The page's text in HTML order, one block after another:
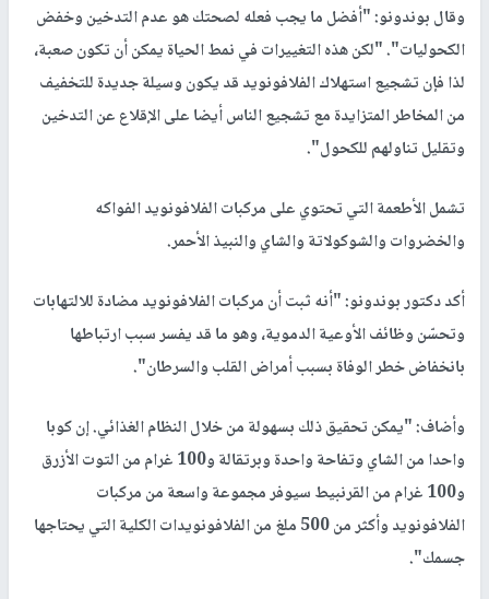
وقال بوندونو: "أفضل ما يجب فعله لصحتك هو عدم التدخين وخفض
الكحوليات". "لكن هذه التغييرات في نمط الحياة يمكن أن تكون صعبة،
لذا فإن تشجيع استهلاك الفلافونويد قد يكون وسيلة جديدة للتخفيف
من المخاطر المتزايدة مع تشجيع الناس أيضا على الإقلاع عن التدخين
وتقليل تناولهم للكحول".
تشمل الأطعمة التي تحتوي على مركبات الفلافونويد الفواكه
والخضروات والشوكولاتة والشاي والنبيذ الأحمر.
أكد دكتور بوندونو: "أنه ثبت أن مركبات الفلافونويد مضادة للالتهابات
وتحسّن وظائف الأوعية الدموية، وهو ما قد يفسر سبب ارتباطها
بانخفاض خطر الوفاة بسبب أمراض القلب والسرطان".
وأضاف: "يمكن تحقيق ذلك بسهولة من خلال النظام الغذائي. إن كوبا
واحدا من الشاي وتفاحة واحدة وبرتقالة و100 غرام من التوت الأزرق
و100 غرام من القرنبيط سيوفر مجموعة واسعة من مركبات
الفلافونويد وأكثر من 500 ملغ من الفلافونويدات الكلية التي يحتاجها
جسمك".